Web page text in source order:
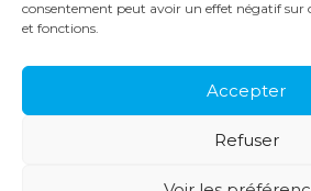
consentement peut avoir un effet négatif sur
et fonctions.
Accepter
Refuser
Principale
NOS SOLUTIONS
RECRUTEMENT
MENTIONS LÉGALES